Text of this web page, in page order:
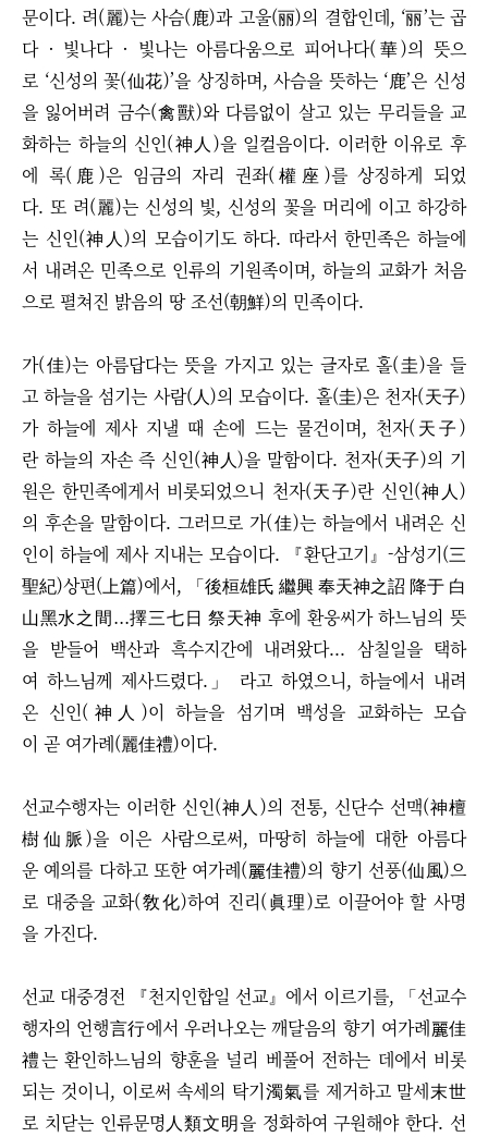
문이다. 려(麗)는 사슴(鹿)과 고울(丽)의 결합인데, ‘丽’는 곱
다 · 빛나다 · 빛나는 아름다움으로 피어나다(華)의 뜻으
로 ‘신성의 꽃(仙花)’을 상징하며, 사슴을 뜻하는 ‘鹿’은 신성
을 잃어버려 금수(禽獸)와 다름없이 살고 있는 무리들을 교
화하는 하늘의 신인(神人)을 일컬음이다. 이러한 이유로 후
에 록(鹿)은 임금의 자리 권좌(權座)를 상징하게 되었
다. 또 려(麗)는 신성의 빛, 신성의 꽃을 머리에 이고 하강하
는 신인(神人)의 모습이기도 하다. 따라서 한민족은 하늘에
서 내려온 민족으로 인류의 기원족이며, 하늘의 교화가 처음
으로 펼쳐진 밝음의 땅 조선(朝鮮)의 민족이다.
가(佳)는 아름답다는 뜻을 가지고 있는 글자로 홀(圭)을 들
고 하늘을 섬기는 사람(人)의 모습이다. 홀(圭)은 천자(天子)
가 하늘에 제사 지낼 때 손에 드는 물건이며, 천자(天子)
란 하늘의 자손 즉 신인(神人)을 말함이다. 천자(天子)의 기
원은 한민족에게서 비롯되었으니 천자(天子)란 신인(神人)
의 후손을 말함이다. 그러므로 가(佳)는 하늘에서 내려온 신
인이 하늘에 제사 지내는 모습이다. 『환단고기』-삼성기(三
聖紀)상편(上篇)에서, 「後桓雄氏 繼興 奉天神之詔 降于 白
山黑水之間...擇三七日 祭天神 후에 환웅씨가 하느님의 뜻
을 받들어 백산과 흑수지간에 내려왔다... 삼칠일을 택하
여 하느님께 제사드렸다.」 라고 하였으니, 하늘에서 내려
온 신인(神人)이 하늘을 섬기며 백성을 교화하는 모습
이 곧 여가례(麗佳禮)이다.
선교수행자는 이러한 신인(神人)의 전통, 신단수 선맥(神檀
樹仙脈)을 이은 사람으로써, 마땅히 하늘에 대한 아름다
운 예의를 다하고 또한 여가례(麗佳禮)의 향기 선풍(仙風)으
로 대중을 교화(敎化)하여 진리(眞理)로 이끌어야 할 사명
을 가진다.
선교 대중경전 『천지인합일 선교』에서 이르기를, 「선교수
행자의 언행言行에서 우러나오는 깨달음의 향기 여가례麗佳
禮는 환인하느님의 향훈을 널리 베풀어 전하는 데에서 비롯
되는 것이니, 이로써 속세의 탁기濁氣를 제거하고 말세末世
로 치닫는 인류문명人類文明을 정화하여 구원해야 한다. 선